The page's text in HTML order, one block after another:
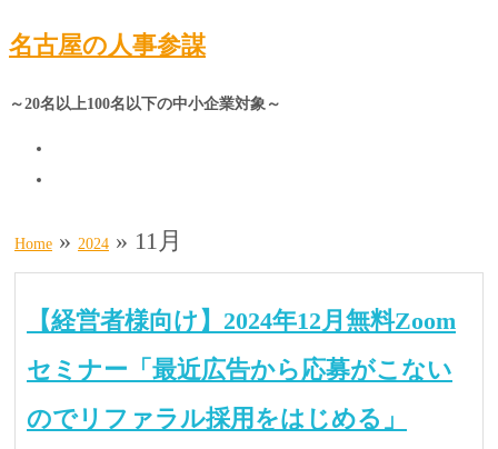
名古屋の人事参謀
～20名以上100名以下の中小企業対象～
Home » 2024 » 11月
【経営者様向け】2024年12月無料Zoom
セミナー「最近広告から応募がこない
のでリファラル採用をはじめる」